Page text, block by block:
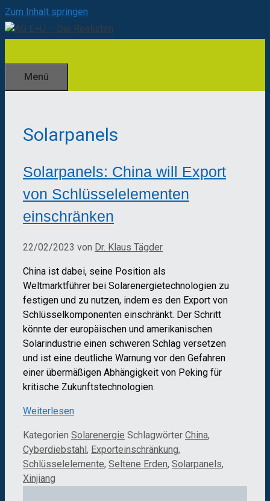
Zum Inhalt springen
Menü
Solarpanels
Solarpanels: China will Export
von Schlüsselelementen
einschränken
22/02/2023 von Dr. Klaus Tägder
China ist dabei, seine Position als
Weltmarktführer bei Solarenergietechnologien zu
festigen und zu nutzen, indem es den Export von
Schlüsselkomponenten einschränkt. Der Schritt
könnte der europäischen und amerikanischen
Solarindustrie einen schweren Schlag versetzen
und ist eine deutliche Warnung vor den Gefahren
einer übermäßigen Abhängigkeit von Peking für
kritische Zukunftstechnologien.
Weiterlesen
Kategorien Solarenergie Schlagwörter China,
Cyberdiebstahl, Exporteinschränkung,
Schlüsselelemente, Seltene Erden, Solarpanels,
Xinjiang